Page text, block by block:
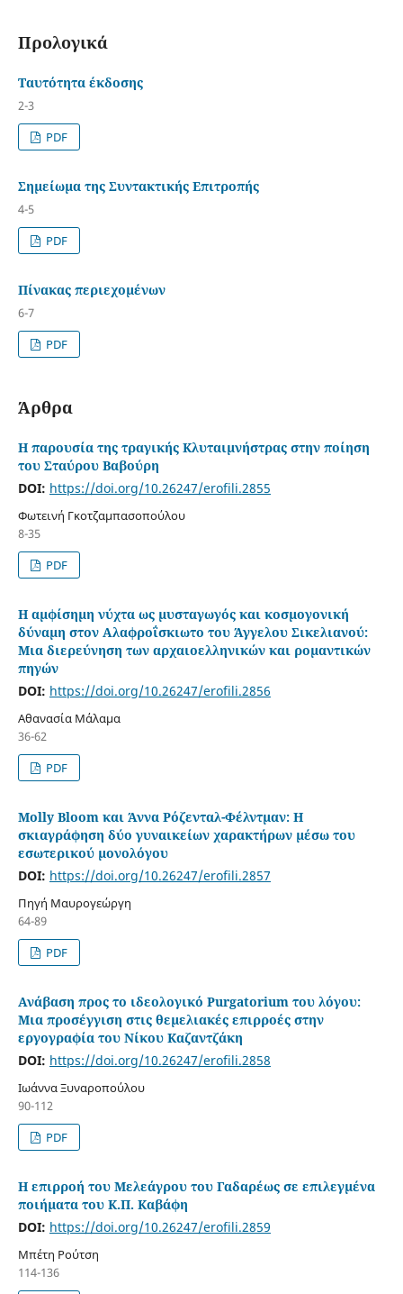
Προλογικά
Ταυτότητα έκδοσης
2-3
PDF
Σημείωμα της Συντακτικής Επιτροπής
4-5
PDF
Πίνακας περιεχομένων
6-7
PDF
Άρθρα
Η παρουσία της τραγικής Κλυταιμνήστρας στην ποίηση
του Σταύρου Βαβούρη
DOI: https://doi.org/10.26247/erofili.2855
Φωτεινή Γκοτζαμπασοπούλου
8-35
PDF
Η αμφίσημη νύχτα ως μυσταγωγός και κοσμογονική
δύναμη στον Αλαφροΐσκιωτο του Άγγελου Σικελιανού:
Μια διερεύνηση των αρχαιοελληνικών και ρομαντικών
πηγών
DOI: https://doi.org/10.26247/erofili.2856
Αθανασία Μάλαμα
36-62
PDF
Molly Bloom και Άννα Ρόζενταλ-Φέλντμαν: H
σκιαγράφηση δύο γυναικείων χαρακτήρων μέσω του
εσωτερικού μονολόγου
DOI: https://doi.org/10.26247/erofili.2857
Πηγή Μαυρογεώργη
64-89
PDF
Ανάβαση προς το ιδεολογικό Purgatorium του λόγου:
Μια προσέγγιση στις θεμελιακές επιρροές στην
εργογραφία του Νίκου Καζαντζάκη
DOI: https://doi.org/10.26247/erofili.2858
Ιωάννα Ξυναροπούλου
90-112
PDF
Η επιρροή του Μελεάγρου του Γαδαρέως σε επιλεγμένα
ποιήματα του Κ.Π. Καβάφη
DOI: https://doi.org/10.26247/erofili.2859
Μπέτη Ρούτση
114-136